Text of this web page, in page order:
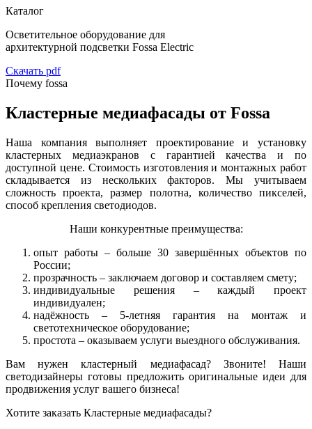
Каталог
Осветительное оборудование для
архитектурной подсветки Fossa Electric
Скачать pdf
Почему fossa
Кластерные медиафасады от Fossa
Наша компания выполняет проектирование и установку
кластерных медиаэкранов с гарантией качества и по
доступной цене. Стоимость изготовления и монтажных работ
складывается из нескольких факторов. Мы учитываем
сложность проекта, размер полотна, количество пикселей,
способ крепления светодиодов.
Наши конкурентные преимущества:
опыт работы – больше 30 завершённых объектов по
России;
прозрачность – заключаем договор и составляем смету;
индивидуальные решения – каждый проект
индивидуален;
надёжность – 5-летняя гарантия на монтаж и
светотехническое оборудование;
простота – оказываем услуги выездного обслуживания.
Вам нужен кластерный медиафасад? Звоните! Наши
светодизайнеры готовы предложить оригинальные идеи для
продвижения услуг вашего бизнеса!
Хотите заказать Кластерные медиафасады?